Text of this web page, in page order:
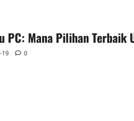
PC: Mana Pilihan Terbaik
19 0